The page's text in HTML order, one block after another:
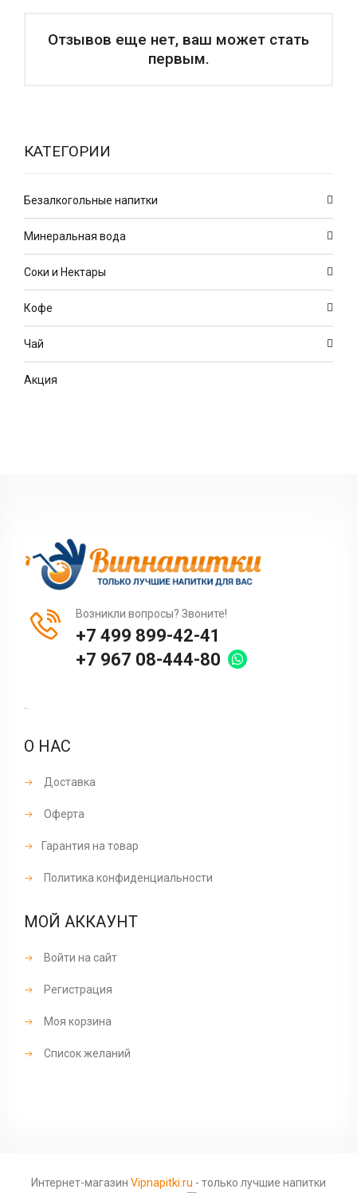
Отзывов еще нет, ваш может стать
первым.
КАТЕГОРИИ
Безалкогольные напитки
Минеральная вода
Соки и Нектары
Кофе
Чай
Акция
Возникли вопросы? Звоните!
+7 499 899-42-41
+7 967 08-444-80
..
О НАС
Доставка
Оферта
Гарантия на товар
Политика конфиденциальности
МОЙ АККАУНТ
Войти на сайт
Регистрация
Моя корзина
Список желаний
Интернет-магазин Vipnapitki.ru - только лучшие напитки